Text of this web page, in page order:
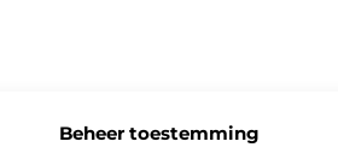
Beheer toestemming